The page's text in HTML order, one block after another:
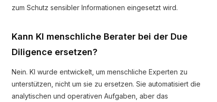
zum Schutz sensibler Informationen eingesetzt wird.
Kann KI menschliche Berater bei der Due
Diligence ersetzen?
Nein. KI wurde entwickelt, um menschliche Experten zu
unterstützen, nicht um sie zu ersetzen. Sie automatisiert die
analytischen und operativen Aufgaben, aber das